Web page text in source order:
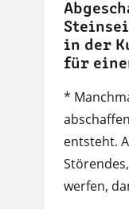
in der
für
*
entsteht.
werfen,